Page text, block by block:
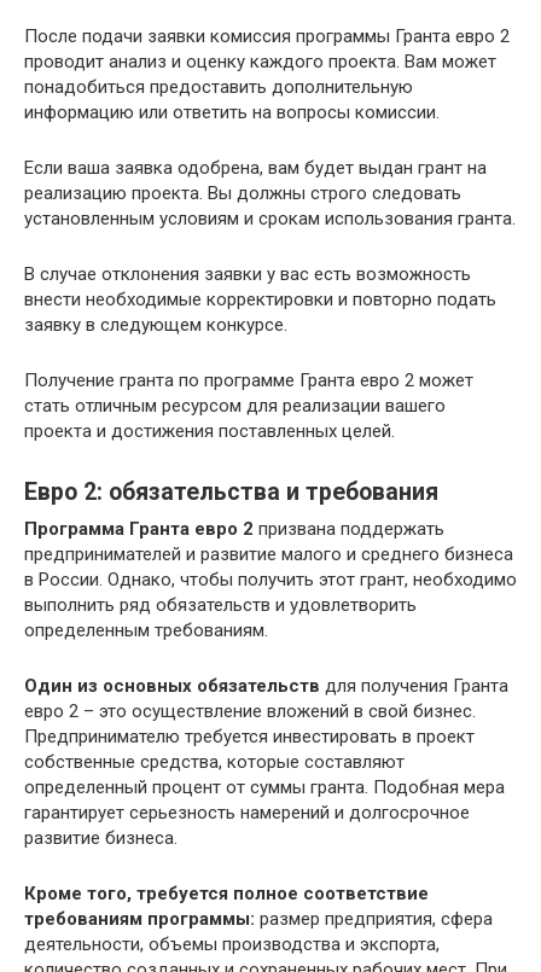
После подачи заявки комиссия программы Гранта евро 2
проводит анализ и оценку каждого проекта. Вам может
понадобиться предоставить дополнительную
информацию или ответить на вопросы комиссии.
Если ваша заявка одобрена, вам будет выдан грант на
реализацию проекта. Вы должны строго следовать
установленным условиям и срокам использования гранта.
В случае отклонения заявки у вас есть возможность
внести необходимые корректировки и повторно подать
заявку в следующем конкурсе.
Получение гранта по программе Гранта евро 2 может
стать отличным ресурсом для реализации вашего
проекта и достижения поставленных целей.
Евро 2: обязательства и требования
Программа Гранта евро 2 призвана поддержать
предпринимателей и развитие малого и среднего бизнеса
в России. Однако, чтобы получить этот грант, необходимо
выполнить ряд обязательств и удовлетворить
определенным требованиям.
Один из основных обязательств для получения Гранта
евро 2 – это осуществление вложений в свой бизнес.
Предпринимателю требуется инвестировать в проект
собственные средства, которые составляют
определенный процент от суммы гранта. Подобная мера
гарантирует серьезность намерений и долгосрочное
развитие бизнеса.
Кроме того, требуется полное соответствие
требованиям программы: размер предприятия, сфера
деятельности, объемы производства и экспорта,